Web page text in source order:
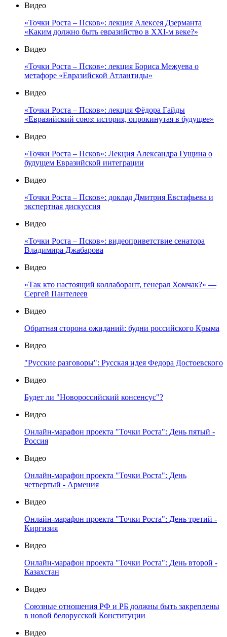
Видео
«Точки Роста – Псков»: лекция Алексея Дзерманта
«Каким должно быть евразийство в XXI-м веке?»
Видео
«Точки Роста – Псков»: лекция Бориса Межуева о
метафоре «Евразийской Атлантиды»
Видео
«Точки Роста – Псков»: лекция Фёдора Гайды
«Евразийский союз: история, опрокинутая в будущее»
Видео
«Точки Роста – Псков»: Лекция Александра Гущина о
будущем Евразийской интеграции
Видео
«Точки Роста – Псков»: доклад Дмитрия Евстафьева и
экспертная дискуссия
Видео
«Точки Роста – Псков»: видеоприветствие сенатора
Владимира Джабарова
Видео
«Так кто настоящий коллаборант, генерал Хомчак?» —
Сергей Пантелеев
Видео
Обратная сторона ожиданий: будни российского Крыма
Видео
"Русские разговоры": Русская идея Федора Достоевского
Видео
Будет ли "Новороссийский консенсус"?
Видео
Онлайн-марафон проекта "Точки Роста": День пятый -
Россия
Видео
Онлайн-марафон проекта "Точки Роста": День
четвертый - Армения
Видео
Онлайн-марафон проекта "Точки Роста": День третий -
Киргизия
Видео
Онлайн-марафон проекта "Точки Роста": День второй -
Казахстан
Видео
Союзные отношения РФ и РБ должны быть закреплены
в новой белорусской Конституции
Видео